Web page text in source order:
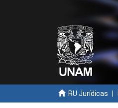
RU Jurídicas